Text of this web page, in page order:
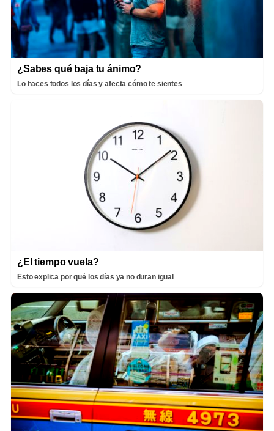
¿Sabes qué baja tu ánimo?
Lo haces todos los días y afecta cómo te sientes
¿El tiempo vuela?
Esto explica por qué los días ya no duran igual